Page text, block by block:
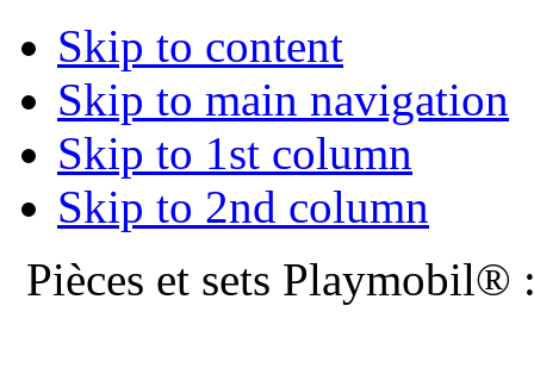
Skip to content
Skip to main navigation
Skip to 1st column
Skip to 2nd column
Pièces et sets Playmobil®